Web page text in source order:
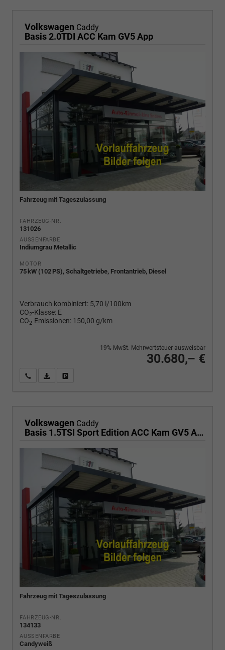
Volkswagen Caddy
Basis 2.0TDI ACC Kam GV5 App
Fahrzeug mit Tageszulassung
FAHRZEUG-NR.
131026
AUSSENFARBE
Indiumgrau Metallic
MOTOR
75 kW (102 PS), Schaltgetriebe, Frontantrieb, Diesel
Verbrauch kombiniert: 5,70 l/100km
CO2-Klasse: E
CO2-Emissionen: 150,00 g/km
30.680,– €
19% MwSt. Mehrwertsteuer ausweisbar
Wir rufen Sie anPDF-Fahrzeugexposé drucken
Volkswagen Caddy
Basis 1.5TSI Sport Edition ACC Kam GV5 App
Fahrzeug mit Tageszulassung
FAHRZEUG-NR.
134133
AUSSENFARBE
Candyweiß